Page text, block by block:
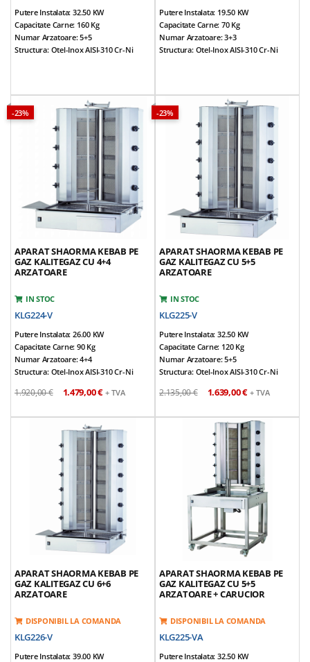
Putere Instalata: 32.50 KW
Capacitate Carne: 160 Kg
Numar Arzatoare: 5+5
Structura: Otel-Inox AISI-310 Cr-Ni
Prevazut Cu 5+5 Arzatoare
Corp Mobil, Arzatoarele Se Pot
Apropia De Tepusa
Echipat Cu Valva De Siguranta Gaz Pe
Fiecare Arzator
Tepusa Ajustabila
Greutate Echipamente: 85 Kg
*Accesorii Incluse: Aripioare Si Tava
Putere Instalata: 19.50 KW
Capacitate Carne: 70 Kg
Numar Arzatoare: 3+3
Structura: Otel-Inox AISI-310 Cr-Ni
Prevazut Cu 3+3 Arzatoare
Motor Reversibil, Amplasat In Partea
Inferioara
Tepusa Mobila
Tava Sustinere Carne Reglabila Pe 3
Greutate Echipamente: 50 Kg
*Accesorii Incluse: Aripioare Si Tava
APARAT SHAORMA KEBAB PE
GAZ KALITEGAZ CU 4+4
ARZATOARE
IN STOC
-23%
KLG224-V
Putere Instalata: 26.00 KW
Capacitate Carne: 90 Kg
Numar Arzatoare: 4+4
Structura: Otel-Inox AISI-310 Cr-Ni
Alimentare: NG / LPG
Prevazut Cu 4+4 Arzatoare
Motor Reversibil, Amplasat In Partea
Tepusa Mobila
Tava Sustinere Carne Reglabila Pe 3
Greutate Echipamente: 90 Kg
*Accesorii Incluse: Aripioare Si Tava
1.920,00 € 1.479,00 € + TVA
APARAT SHAORMA KEBAB PE
GAZ KALITEGAZ CU 5+5
ARZATOARE
IN STOC
-23%
KLG225-V
Putere Instalata: 32.50 KW
Capacitate Carne: 120 Kg
Numar Arzatoare: 5+5
Structura: Otel-Inox AISI-310 Cr-Ni
Alimentare: NG / LPG
Prevazut Cu 5+5 Arzatoare
Motor Reversibil, Amplasat In Partea
Tava Sustinere Carne Reglabila Pe 3
Greutate Echipamente: 71 Kg
*Accesorii Incluse: Aripioare Si Tava
2.135,00 € 1.639,00 € + TVA
APARAT SHAORMA KEBAB PE
GAZ KALITEGAZ CU 6+6
ARZATOARE
DISPONIBIL LA COMANDA
KLG226-V
Putere Instalata: 39.00 KW
APARAT SHAORMA KEBAB PE
GAZ KALITEGAZ CU 5+5
ARZATOARE + CARUCIOR
DISPONIBIL LA COMANDA
KLG225-VA
Putere Instalata: 32.50 KW